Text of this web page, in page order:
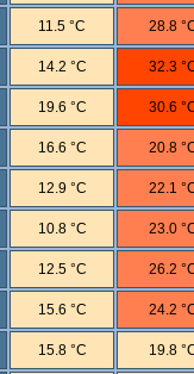
11.5 °C 28.8
14.2 °C 32.3
19.6 °C 30.6
16.6 °C 20.8
12.9 °C 22.1
10.8 °C 23.0
12.5 °C 26.2
15.6 °C 24.2
15.8 °C 19.8